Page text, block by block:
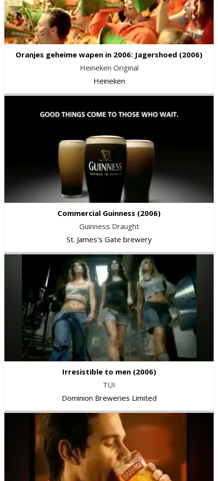
Oranjes geheime wapen in 2006: Jagershoed (2006)
Heineken Original
Heineken
Commercial Guinness (2006)
Guinness Draught
St. James's Gate brewery
Irresistible to men (2006)
TUI
Dominion Breweries Limited